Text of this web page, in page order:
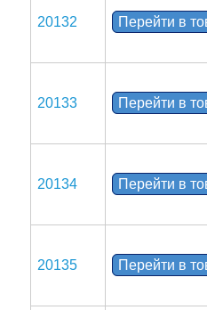
20132 Перейти в
20133 Перейти в
20134 Перейти в
20135 Перейти в